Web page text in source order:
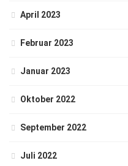
April 2023
Februar 2023
Januar 2023
Oktober 2022
September 2022
Juli 2022